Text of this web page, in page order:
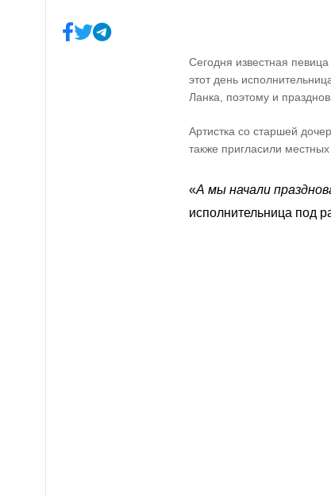
Сегодня известная певица
этот день
Ланка, поэтому и
Артистка со старшей
также пригласили местных
«А мы начали
исполнительница под